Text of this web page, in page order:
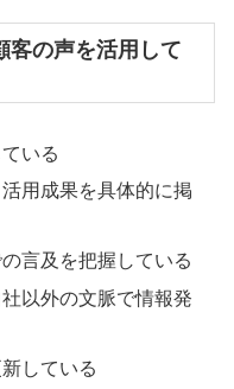
客の声を活用して
いる
用成果を具体的に掲
言及を把握している
以外の文脈で情報発
している